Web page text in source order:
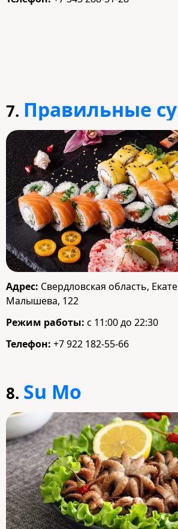
7. Правильные
Адрес: Свердловская область,
Малышева, 122
Режим работы: с 11:00 до 22:30
Телефон: +7 922 182-55-66
8. Su Mo